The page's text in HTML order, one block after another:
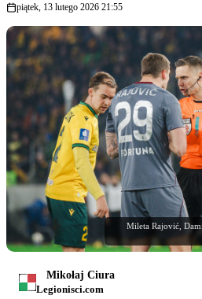
piątek, 13 lutego 2026 21:55
Mileta Rajović,
Mikołaj Ciura
Legionisci.com